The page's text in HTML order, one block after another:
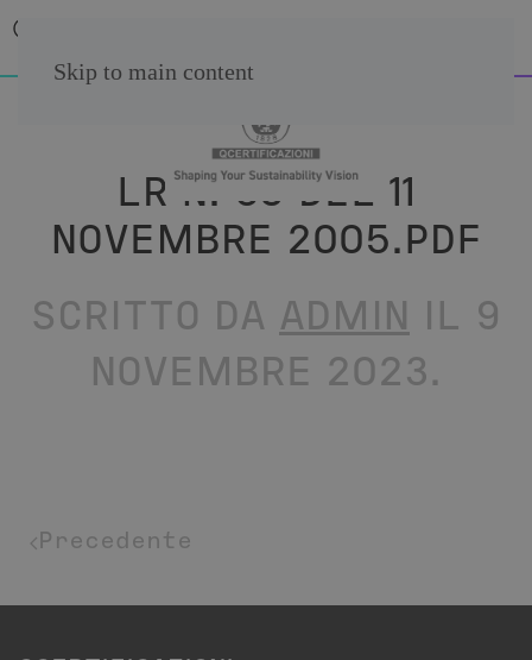
Skip to main content
LR N. 38 DEL 11
NOVEMBRE 2005.PDF
SCRITTO DA ADMIN IL 9
NOVEMBRE 2023.
Precedente